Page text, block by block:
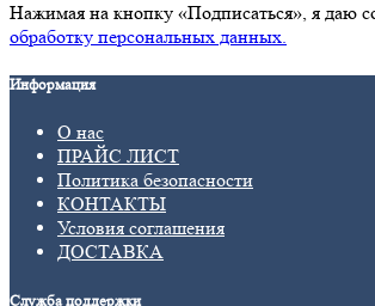
Нажимая на кнопку «Подписаться», я даю
обработку персональных данных.
Информация
О нас
ПРАЙС ЛИСТ
Политика безопасности
КОНТАКТЫ
Условия соглашения
ДОСТАВКА
Служба поддержки